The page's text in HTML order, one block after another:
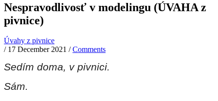
Nespravodlivosť v modelingu (ÚVAHA z
pivnice)
Úvahy z pivnice
/ 17 December 2021 /Comments
Sedím doma, v pivnici.
Sám.